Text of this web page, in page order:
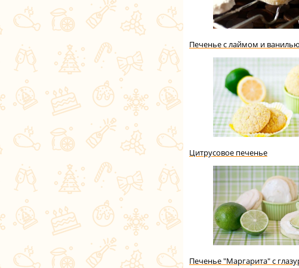
Печенье с лаймом и ванилью
Цитрусовое печенье
Печенье "Маргарита" с